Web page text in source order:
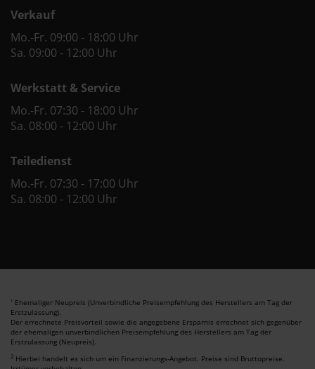
Verkauf
Mo.-Fr. 09:00 - 18:00 Uhr
Sa. 09:00 - 12:00 Uhr
Werkstatt & Service
Mo.-Fr. 07:30 - 18:00 Uhr
Sa. 08:00 - 12:00 Uhr
Teiledienst
Mo.-Fr. 07:30 - 17:00 Uhr
Sa. 08:00 - 12:00 Uhr
1 Ehemaliger Neupreis (Unverbindliche Preisempfehlung des Herstellers am Tag der
Erstzulassung).
Der errechnete Preisvorteil sowie die angegebene Ersparnis errechnet sich gegenüber
der ehemaligen unverbindlichen Preisempfehlung des Herstellers am Tag der
Erstzulassung (Neupreis).
2 Hierbei handelt es sich um ein Finanzierungs-Angebot. Preise sind Bruttopreise.